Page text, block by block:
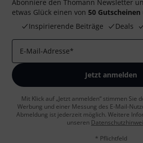
Abonniere den Thomann Newsletter
etwas Glück einen von 50 Gutscheinen
Inspirierende Beiträge
Deals
E-Mail-Adresse*
Jetzt anmelden
Mit Klick auf „Jetzt anmelden“ stimmen Sie
Werbung und einer Messung des E-Mail-
Abmeldung ist jederzeit möglich. Weitere
unseren
* Pflichtfeld